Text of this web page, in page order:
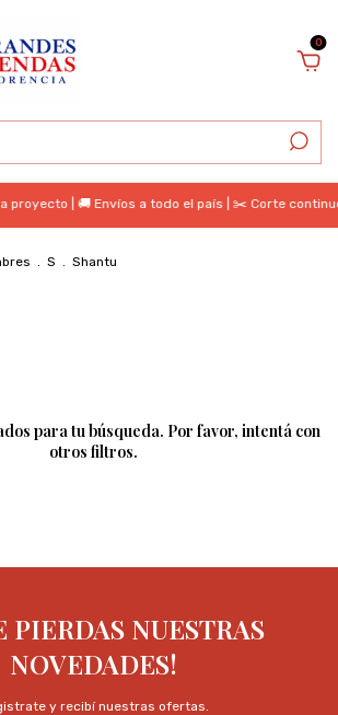
0
| 🚚 Envíos a todo el país | ✂️ Corte
. S . Shantu
para tu búsqueda. Por favor, intentá con
otros filtros.
PIERDAS NUESTRAS
NOVEDADES!
y recibí nuestras ofertas.